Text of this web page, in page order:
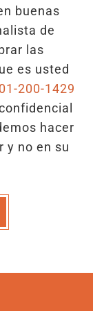
buenas
de
las
es usted
200-1429
hacer
y no en su